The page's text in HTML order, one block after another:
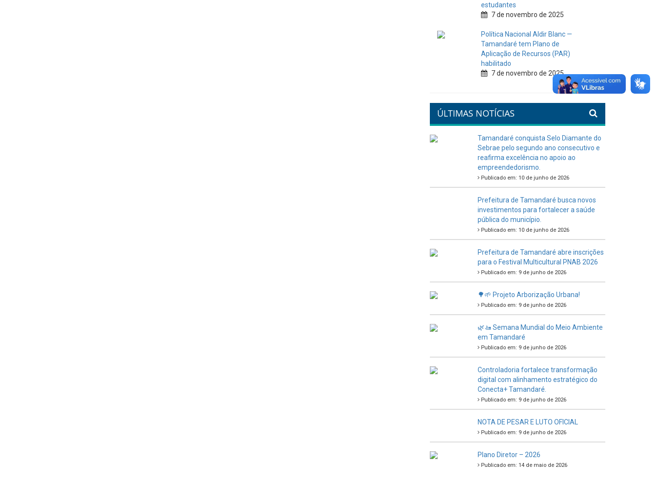
estudantes
7 de novembro de 2025
Política Nacional Aldir Blanc —
Tamandaré tem Plano de
Aplicação de Recursos (PAR)
habilitado
7 de novembro de 2025
ÚLTIMAS NOTÍCIAS
Tamandaré conquista Selo Diamante do
Sebrae pelo segundo ano consecutivo e
reafirma excelência no apoio ao
empreendedorismo.
Publicado em: 10 de junho de 2026
Prefeitura de Tamandaré busca novos
investimentos para fortalecer a saúde
pública do município.
Publicado em: 10 de junho de 2026
Prefeitura de Tamandaré abre inscrições
para o Festival Multicultural PNAB 2026
Publicado em: 9 de junho de 2026
🌳🌱 Projeto Arborização Urbana!
Publicado em: 9 de junho de 2026
🌿🚤 Semana Mundial do Meio Ambiente
em Tamandaré
Publicado em: 9 de junho de 2026
Controladoria fortalece transformação
digital com alinhamento estratégico do
Conecta+ Tamandaré.
Publicado em: 9 de junho de 2026
NOTA DE PESAR E LUTO OFICIAL
Publicado em: 9 de junho de 2026
Plano Diretor – 2026
Publicado em: 14 de maio de 2026